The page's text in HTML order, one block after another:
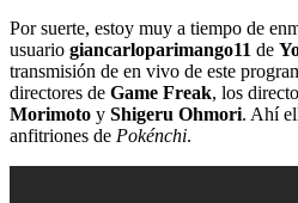
Por suerte, estoy muy a tiempo de
usuario giancarloparimango11 de
transmisión de en vivo de este
directores de Game Freak, los
Morimoto y Shigeru Ohmori. Ahí
anfitriones de Pokénchi.